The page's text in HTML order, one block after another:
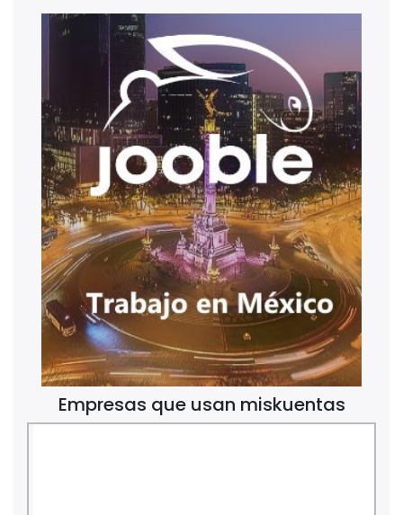
Empresas que usan miskuentas